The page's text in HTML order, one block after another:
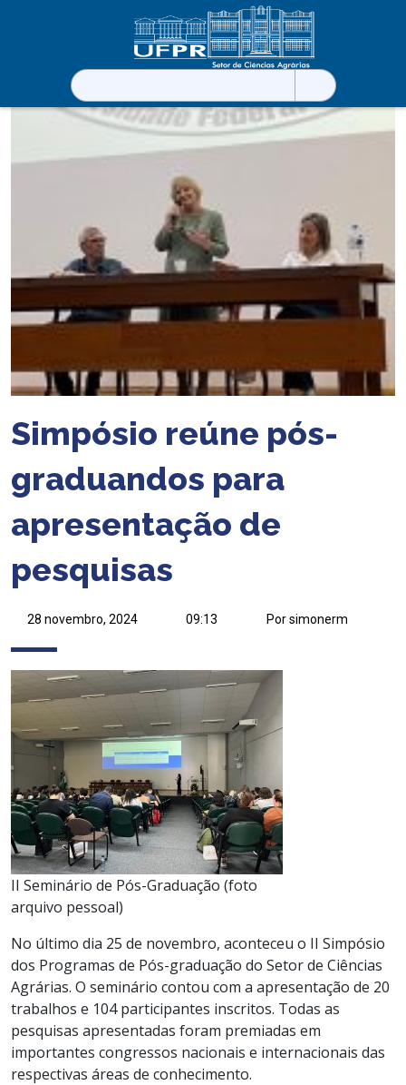
Pesquisar
por:
Simpósio reúne pós-
graduandos para
apresentação de
pesquisas
28 novembro, 2024 09:13 Por simonerm
II Seminário de Pós-Graduação (foto
arquivo pessoal)
No último dia 25 de novembro, aconteceu o II Simpósio
dos Programas de Pós-graduação do Setor de Ciências
Agrárias. O seminário contou com a apresentação de 20
trabalhos e 104 participantes inscritos. Todas as
pesquisas apresentadas foram premiadas em
importantes congressos nacionais e internacionais das
respectivas áreas de conhecimento.